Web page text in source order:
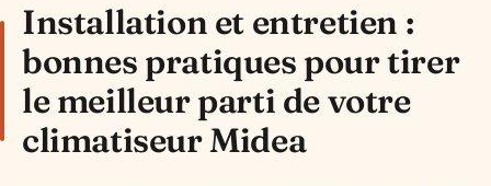
Installation et entretien :
bonnes pratiques pour tirer
le meilleur parti de votre
climatiseur Midea